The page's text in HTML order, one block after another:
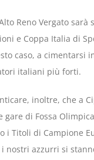
Reno Vergato sarà
e Coppa Italia di
caso, a cimentarsi
italiani più forti.
inoltre, che a
gare di Fossa
i Titoli di Campione
i nostri azzurri si